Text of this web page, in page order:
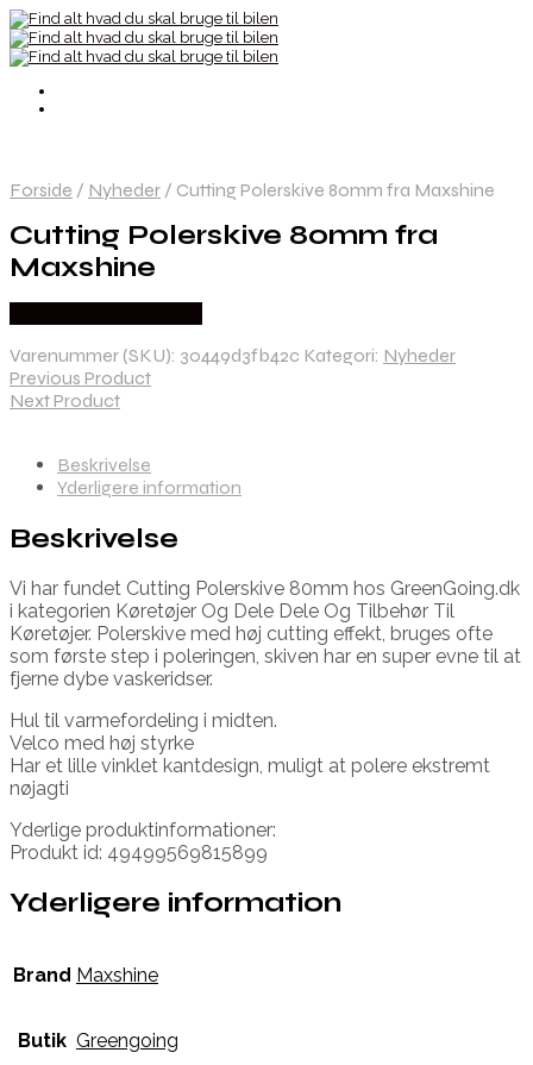
Forside / Nyheder / Cutting Polerskive 80mm fra Maxshine
Cutting Polerskive 80mm fra
Maxshine
Varenummer (SKU): 30449d3fb42c Kategori: Nyheder
Previous Product
Next Product
Beskrivelse
Yderligere information
Beskrivelse
Vi har fundet Cutting Polerskive 80mm hos GreenGoing.dk
i kategorien Køretøjer Og Dele Dele Og Tilbehør Til
Køretøjer. Polerskive med høj cutting effekt, bruges ofte
som første step i poleringen, skiven har en super evne til at
fjerne dybe vaskeridser.
Hul til varmefordeling i midten.
Velco med høj styrke
Har et lille vinklet kantdesign, muligt at polere ekstremt
nøjagti
Yderlige produktinformationer:
Produkt id: 49499569815899
Yderligere information
Brand Maxshine
Butik Greengoing